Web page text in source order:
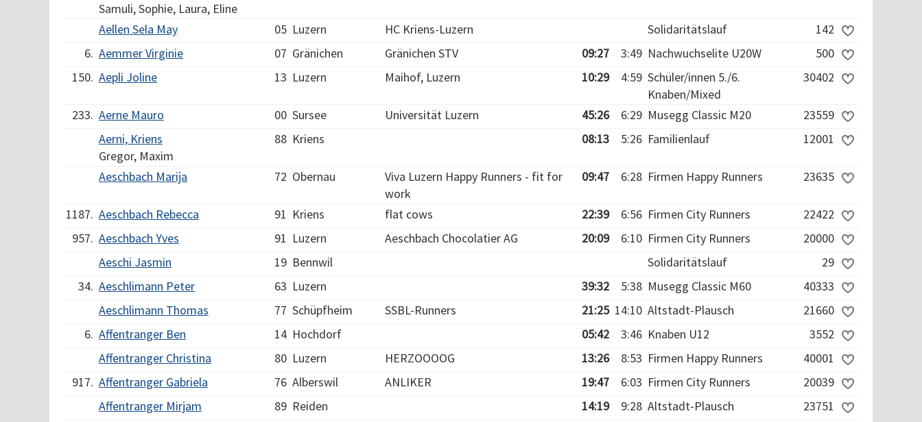
Samuli, Sophie, Laura, Eline
Aellen Sela May 05 Luzern HC Kriens-Luzern Solidaritätslauf
142
6. Aemmer Virginie 07 Gränichen Gränichen STV 09:27 3:49 Nachwuchselite U20W
500
150. Aepli Joline 13 Luzern Maihof, Luzern 10:29 4:59 Schüler/innen 5./6.
Knaben/Mixed
30402
233. Aerne Mauro 00 Sursee Universität Luzern 45:26 6:29 Musegg Classic M20
23559
Aerni, Kriens
Gregor, Maxim
88 Kriens 08:13 5:26 Familienlauf 12001
Aeschbach Marija 72 Obernau
Viva Luzern Happy Runners - fit for
work
09:47 6:28 Firmen Happy Runners 23635
1187. Aeschbach Rebecca 91 Kriens flat cows 22:39 6:56 Firmen City Runners
22422
957. Aeschbach Yves 91 Luzern Aeschbach Chocolatier AG 20:09 6:10 Firmen City Runners
20000
Aeschi Jasmin
19 Bennwil Solidaritätslauf
29
34. Aeschlimann Peter 63 Luzern 39:32 5:38 Musegg Classic M60
40333
Aeschlimann Thomas
77 Schüpfheim SSBL-Runners 21:25 14:10 Altstadt-Plausch
21660
6. Affentranger Ben 14 Hochdorf 05:42 3:46 Knaben U12
3552
Affentranger Christina
80 Luzern HERZOOOOG 13:26 8:53 Firmen Happy Runners
40001
917. Affentranger Gabriela 76 Alberswil ANLIKER 19:47 6:03 Firmen City Runners
20039
Affentranger Mirjam
89 Reiden 14:19 9:28 Altstadt-Plausch 23751